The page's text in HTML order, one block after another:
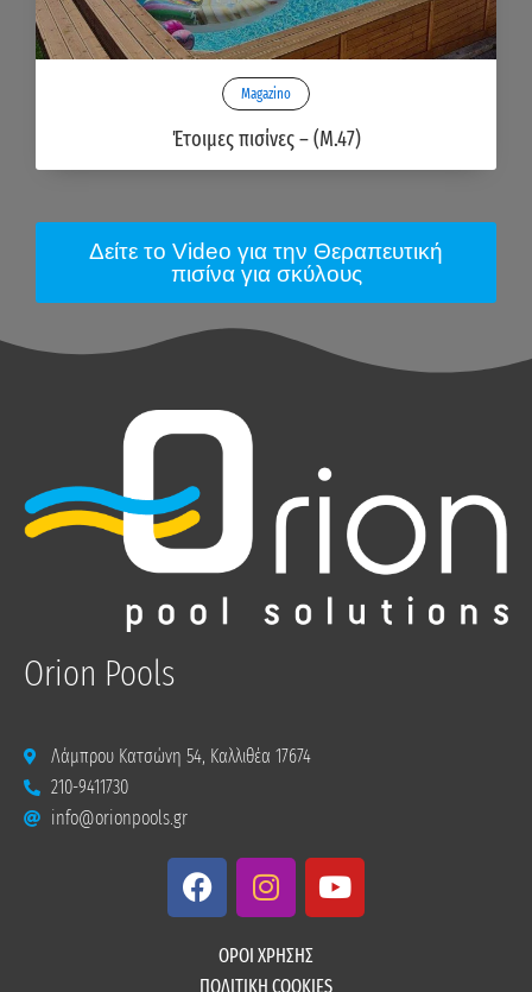
Magazino
Έτοιμες πισίνες – (M.47)
Δείτε το Video για την Θεραπευτική
πισίνα για σκύλους
Orion Pools
Λάμπρου Κατσώνη 54, Καλλιθέα 17674
210-9411730
info@orionpools.gr
F
a
I
n
t
Y
o
ΟΡΟΙ ΧΡΗΣΗΣ
ΠΟΛΙΤΙΚΗ COOKIES